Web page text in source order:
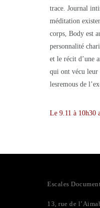
trace. Journal
méditation
corps, Body est
personnalité
et le récit d’une
qui ont vécu leur
lesremous de
Le 9.11 à 10h30
Escales
13, rue de